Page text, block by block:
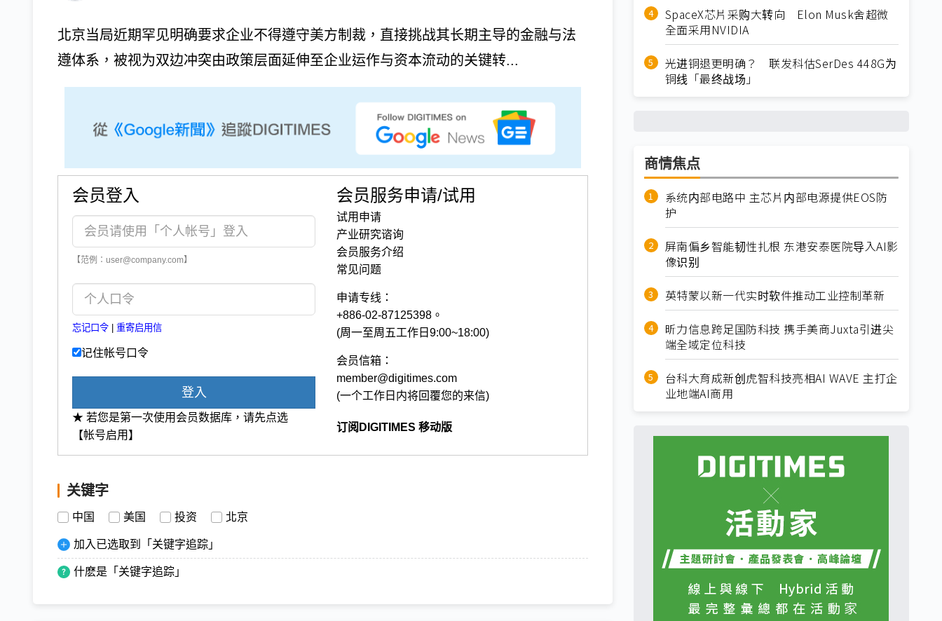
北京当局近期罕见明确要求企业不得遵守美方制裁，直接挑战其长期主导的金融与法
遵体系，被视为双边冲突由政策层面延伸至企业运作与资本流动的关键转...
会员登入
【范例：user@company.com】
忘记口令 重寄启用信
记住帐号口令
登入
★ 若您是第一次使用会员数据库，请先点选
【帐号启用】
会员服务申请/试用
试用申请
产业研究谘询
会员服务介绍
常见问题
申请专线：
+886-02-87125398。
(周一至周五工作日9:00~18:00)
会员信箱：
member@digitimes.com
(一个工作日内将回覆您的来信)
订阅DIGITIMES 移动版
关键字
中国 美国 投资 北京
加入已选取到「关键字追踪」
什麽是「关键字追踪」
SpaceX芯片采购大转向 Elon Musk舍超微
全面采用NVIDIA
光进铜退更明确？ 联发科估SerDes 448G为
铜线「最终战场」
商情焦点
系统内部电路中 主芯片内部电源提供EOS防
护
屏南偏乡智能韧性扎根 东港安泰医院导入AI影
像识别
英特蒙以新一代实时软件推动工业控制革新
昕力信息跨足国防科技 携手美商Juxta引进尖
端全域定位科技
台科大育成新创虎智科技亮相AI WAVE 主打企
业地端AI商用